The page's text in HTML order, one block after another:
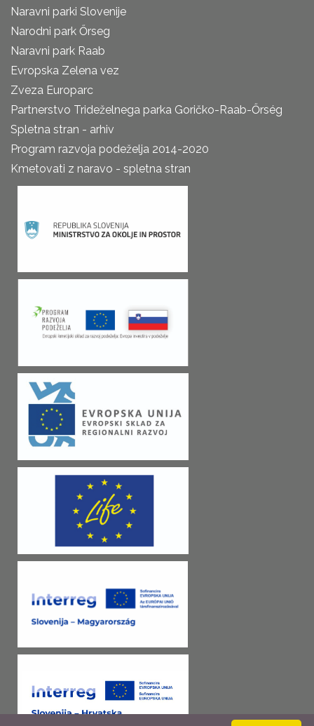
Naravni parki Slovenije
Narodni park Őrseg
Naravni park Raab
Evropska Zelena vez
Zveza Europarc
Partnerstvo Trideželnega parka Goričko-Raab-Őrség
Spletna stran - arhiv
Program razvoja podeželja 2014-2020
Kmetovati z naravo - spletna stran